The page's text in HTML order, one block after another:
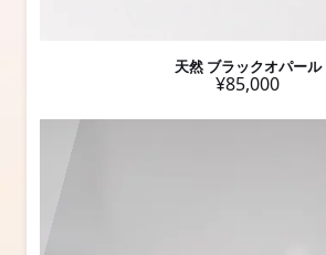
天然 ブラックオパール
¥85,000